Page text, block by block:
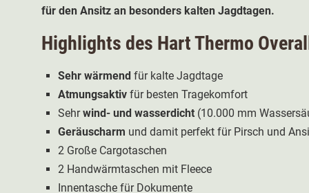
für den Ansitz an besonders kalten Jagdtagen.
Highlights des HartThermo
Sehr wärmend für kalte Jagdtage
Atmungsaktiv für besten Tragekomfort
Sehrwind- und wasserdicht (10.000 mm
Geräuscharm und damit perfekt für Pirsch und
2 Große Cargotaschen
2 Handwärmtaschen mit Fleece
Innentasche für Dokumente